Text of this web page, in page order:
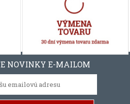
NOVINKY E-MAILOM